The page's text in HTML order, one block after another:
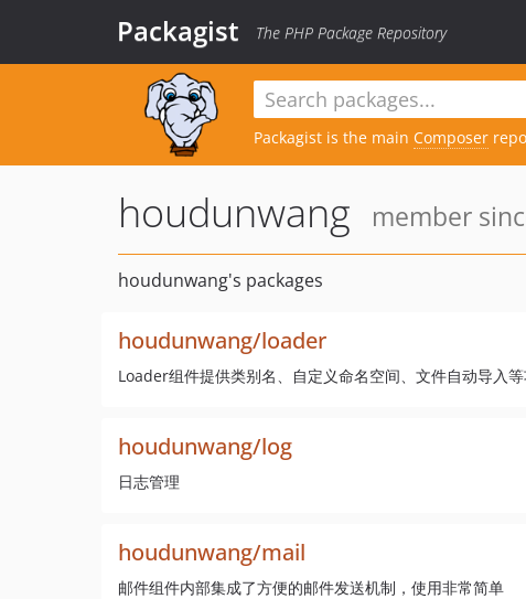
Packagist The PHP Package Repository
Packagist is the main Composer
houdunwang member
houdunwang's packages
houdunwang/loader
Loader组件提供类别名、自定义命名空间、文件自动导入等
houdunwang/log
日志管理
houdunwang/mail
邮件组件内部集成了方便的邮件发送机制，使用非常简单